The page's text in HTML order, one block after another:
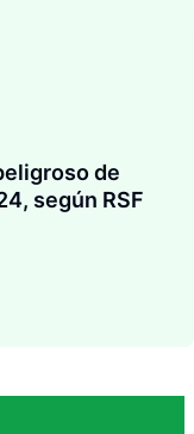
de
según RSF